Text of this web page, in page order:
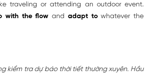
traveling or attending an outdoor event.
with the flow and adapt towhatever the
kiểm tra dự báo thời tiết thường xuyên. Hầu